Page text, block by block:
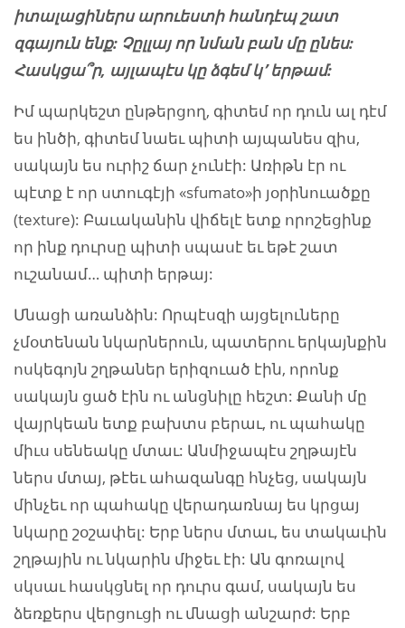
իտալացիներս արուեստի հանդէպ շատ
զգայուն ենք: Չըլլայ որ նման բան մը ընես:
Հասկցա՞ր, այլապէս կը ձգեմ կ՚ երթամ:
Իմ պարկեշտ ընթերցող, գիտեմ որ դուն ալ դէմ
ես ինծի, գիտեմ նաեւ պիտի այպանես զիս,
սակայն ես ուրիշ ճար չունէի: Առիթն էր ու
պէտք է որ ստուգէյի «sfumato»ի յօրինուածքը
(texture): Բաւականին վիճելէ ետք որոշեցինք
որ ինք դուրսը պիտի սպասէ եւ եթէ շատ
ուշանամ… պիտի երթայ:
Մնացի առանձին: Որպէսզի այցելուները
չմօտենան նկարներուն, պատերու երկայնքին
ոսկեգոյն շղթաներ երիզուած էին, որոնք
սակայն ցած էին ու անցնիլը հեշտ: Քանի մը
վայրկեան ետք բախտս բերաւ, ու պահակը
միւս սենեակը մտաւ: Անմիջապէս շղթայէն
ներս մտայ, թէեւ ահազանգը հնչեց, սակայն
մինչեւ որ պահակը վերադառնայ ես կրցայ
նկարը շօշափել: Երբ ներս մտաւ, ես տակաւին
շղթային ու նկարին միջեւ էի: Ան գոռալով
սկսաւ հասկցնել որ դուրս գամ, սակայն ես
ձեռքերս վերցուցի ու մնացի անշարժ: Երբ